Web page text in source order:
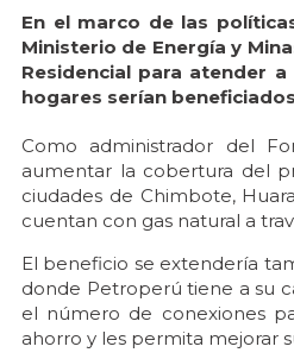
En el marco de las
Ministerio de Energía y
Residencial para atender
hogares serían
Como administrador del
aumentar la cobertura del
ciudades de Chimbote,
cuentan con gas natural a
El beneficio se extendería
donde Petroperú tiene a su
el número de conexiones
ahorro y les permita mejorar